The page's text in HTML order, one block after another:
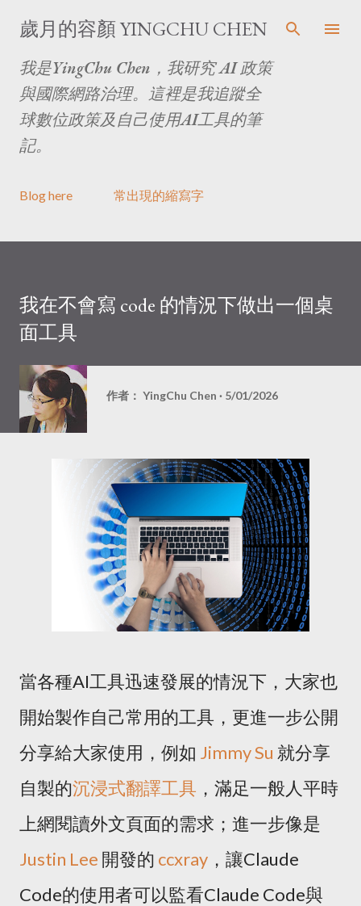
跳至主要內容
歲月的容顏 YINGCHU CHEN
我是YingChu Chen，我研究 AI 政策
與國際網路治理。這裡是我追蹤全
球數位政策及自己使用AI工具的筆
記。
Blog here 常出現的縮寫字
我在不會寫 code 的情況下做出一個桌
面工具
作者： YingChu Chen 5/01/2026
當各種AI工具迅速發展的情況下，大家也
開始製作自己常用的工具，更進一步公開
分享給大家使用，例如 Jimmy Su 就分享
自製的沉浸式翻譯工具 ，滿足一般人平時
上網閱讀外文頁面的需求；進一步像是
Justin Lee 開發的 ccxray ，讓Claude
Code的使用者可以監看Claude Code與